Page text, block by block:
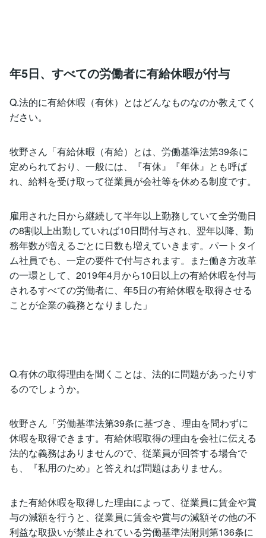
年5日、すべての労働者に有給休暇が付与
Q.法的に有給休暇（有休）とはどんなものなのか教えてく
ださい。
牧野さん「有給休暇（有給）とは、労働基準法第39条に
定められており、一般には、『有休』『年休』とも呼ば
れ、給料を受け取って従業員が会社等を休める制度です。
雇用された日から継続して半年以上勤務していて全労働日
の8割以上出勤していれば10日間付与され、翌年以降、勤
務年数が増えるごとに日数も増えていきます。パートタイ
ム社員でも、一定の要件で付与されます。また働き方改革
の一環として、2019年4月から10日以上の有給休暇を付与
されるすべての労働者に、年5日の有給休暇を取得させる
ことが企業の義務となりました」
Q.有休の取得理由を聞くことは、法的に問題があったりす
るのでしょうか。
牧野さん「労働基準法第39条に基づき、理由を問わずに
休暇を取得できます。有給休暇取得の理由を会社に伝える
法的な義務はありませんので、従業員が回答する場合で
も、『私用のため』と答えれば問題はありません。
また有給休暇を取得した理由によって、従業員に賃金や賞
与の減額を行うと、従業員に賃金や賞与の減額その他の不
利益な取扱いが禁止されている労働基準法附則第136条に